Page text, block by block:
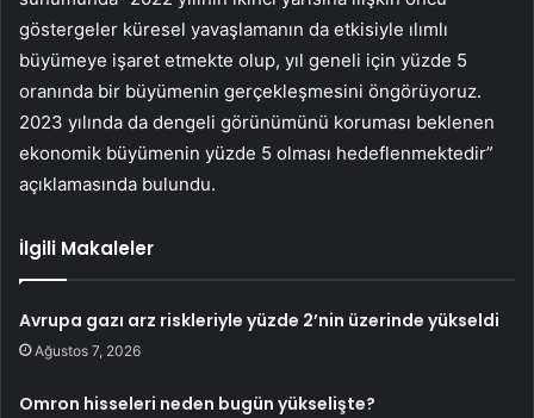
göstergeler küresel yavaşlamanın da etkisiyle ılımlı
büyümeye işaret etmekte olup, yıl geneli için yüzde 5
oranında bir büyümenin gerçekleşmesini öngörüyoruz.
2023 yılında da dengeli görünümünü koruması beklenen
ekonomik büyümenin yüzde 5 olması hedeflenmektedir”
açıklamasında bulundu.
İlgili Makaleler
Avrupa gazı arz riskleriyle yüzde 2’nin üzerinde yükseldi
Ağustos 7, 2026
Omron hisseleri neden bugün yükselişte?